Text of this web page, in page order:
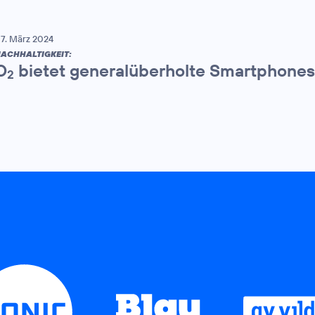
März 2024
2 bietet generalüberholte